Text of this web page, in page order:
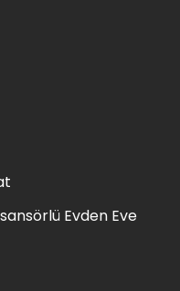
Evden Eve